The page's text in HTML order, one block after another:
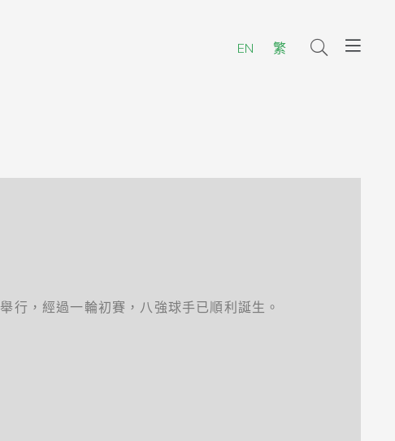
EN 繁
舉行，經過一輪初賽，八強球手已順利誕生。